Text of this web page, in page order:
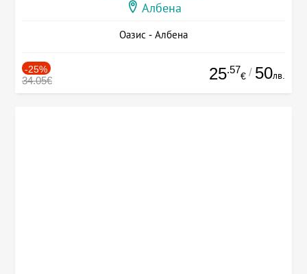
Албена
Оазис - Албена
-25%
34.05€ 25.57
€ / 50лв.